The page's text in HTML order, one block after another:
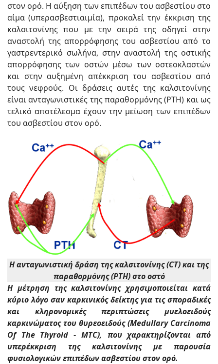
στον ορό. Η αύξηση των επιπέδων του ασβεστίου στο
αίμα (υπερασβεστιαιμία), προκαλεί την έκκριση της
καλσιτονίνης που με την σειρά της οδηγεί στην
αναστολή της απορρόφησης του ασβεστίου από το
γαστρεντερικό σωλήνα, στην αναστολή της οστικής
απορρόφησης των οστών μέσω των οστεοκλαστών
και στην αυξημένη απέκκριση του ασβεστίου από
τους νεφρούς. Οι δράσεις αυτές της καλσιτονίνης
είναι ανταγωνιστικές της παραθορμόνης (PTH) και ως
τελικό αποτέλεσμα έχουν την μείωση των επιπέδων
του ασβεστίου στον ορό.
Η ανταγωνιστική δράση της καλσιτονίνης (CT) και της
παραθορμόνης (PTH) στο οστό
Η μέτρηση της καλσιτονίνης χρησιμοποιείται κατά
κύριο λόγο σαν καρκινικός δείκτης για τις σποραδικές
και κληρονομικές περιπτώσεις μυελοειδούς
καρκινώματος του θυρεοειδούς (Medullary Carcinoma
Of The Thyroid - MTC), που χαρακτηρίζονται από
υπερέκκριση της καλσιτονίνης με παρουσία
φυσιολογικών επιπέδων ασβεστίου στον ορό.